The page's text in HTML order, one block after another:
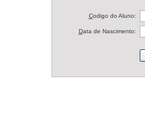
Codigo do Aluno:
Data de Nascimento: